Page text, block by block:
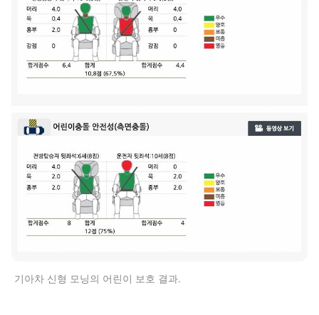
기아차 신형 모닝의 어린이 보호 결과.